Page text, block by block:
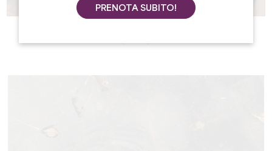
PRENOTA SUBITO!